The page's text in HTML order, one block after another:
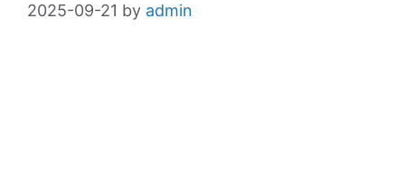
2025-09-21 by admin